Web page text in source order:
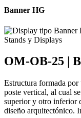
Banner HG
OM-OB-25 |
Estructura formada
poste vertical, al cual
superior y otro inferior
diseño arquitectónico.